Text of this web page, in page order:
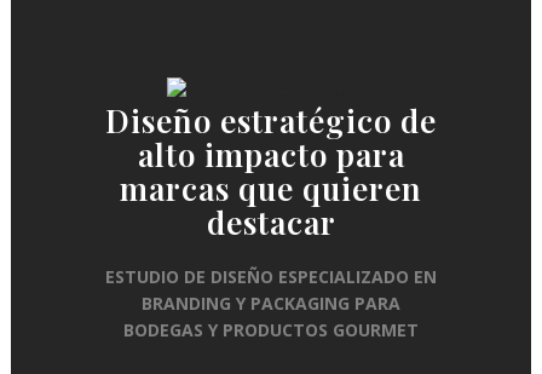
Diseño estratégico de
alto impacto para
marcas que quieren
destacar
ESTUDIO DE DISEÑO ESPECIALIZADO EN
BRANDING Y PACKAGING PARA
BODEGAS Y PRODUCTOS GOURMET